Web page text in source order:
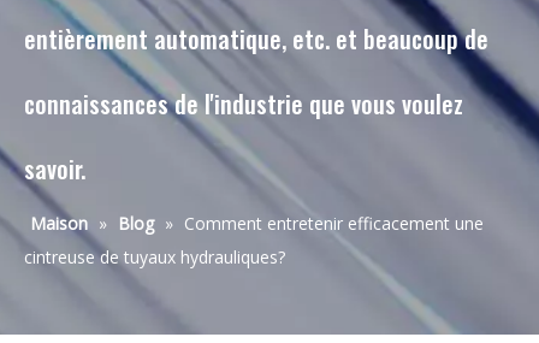
entièrement automatique, etc. et beaucoup de
connaissances de l'industrie que vous voulez
savoir.
Maison » Blog » Comment entretenir efficacement une
cintreuse de tuyaux hydrauliques?